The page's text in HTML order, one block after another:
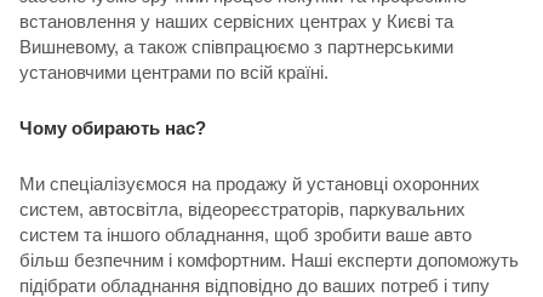
встановлення у наших сервісних центрах у Києві та
Вишневому, а також співпрацюємо з партнерськими
установчими центрами по всій країні.
Чому обирають нас?
Ми спеціалізуємося на продажу й установці охоронних
систем, автосвітла, відеореєстраторів, паркувальних
систем та іншого обладнання, щоб зробити ваше авто
більш безпечним і комфортним. Наші експерти допоможуть
підібрати обладнання відповідно до ваших потреб і типу